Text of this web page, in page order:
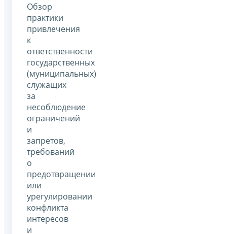
Обзор
практики
привлечения
к
ответственности
государственных
(муниципальных)
служащих
за
несоблюдение
ограничений
и
запретов,
требований
о
предотвращении
или
урегулировании
конфликта
интересов
и